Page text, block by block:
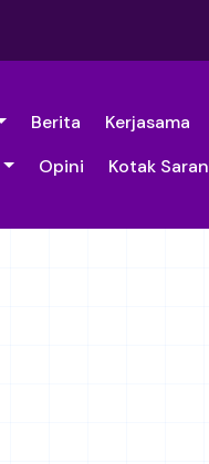
Berita Kerjasama
Opini Kotak Saran